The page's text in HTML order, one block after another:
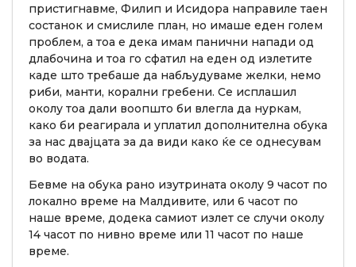
пристигнавме, Филип и Исидора направиле таен
состанок и смислиле план, но имаше еден голем
проблем, а тоа е дека имам панични напади од
длабочина и тоа го сфатил на еден од излетите
каде што требаше да набљудуваме желки, немо
риби, манти, корални гребени. Се исплашил
околу тоа дали воопшто би влегла да нуркам,
како би реагирала и уплатил дополнителна обука
за нас двајцата за да види како ќе се однесувам
во водата.
Бевме на обука рано изутрината околу 9 часот по
локално време на Малдивите, или 6 часот по
наше време, додека самиот излет се случи околу
14 часот по нивно време или 11 часот по наше
време.